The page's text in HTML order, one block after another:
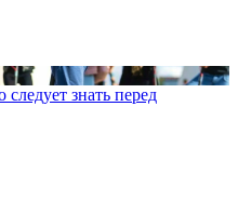
следует знать перед